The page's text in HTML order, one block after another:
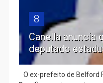
8
Canella anuncia
deputado
O ex-prefeito de Belford